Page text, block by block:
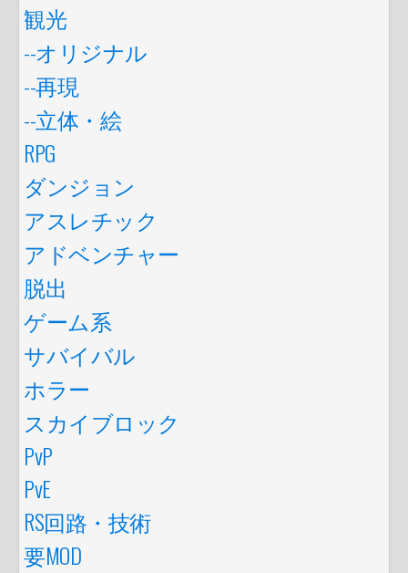
観光
--オリジナル
--再現
--立体・絵
RPG
ダンジョン
アスレチック
アドベンチャー
脱出
ゲーム系
サバイバル
ホラー
スカイブロック
PvP
PvE
RS回路・技術
要MOD